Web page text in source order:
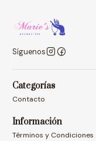
Síguenos
Categorías
Contacto
Información
Términos y Condiciones